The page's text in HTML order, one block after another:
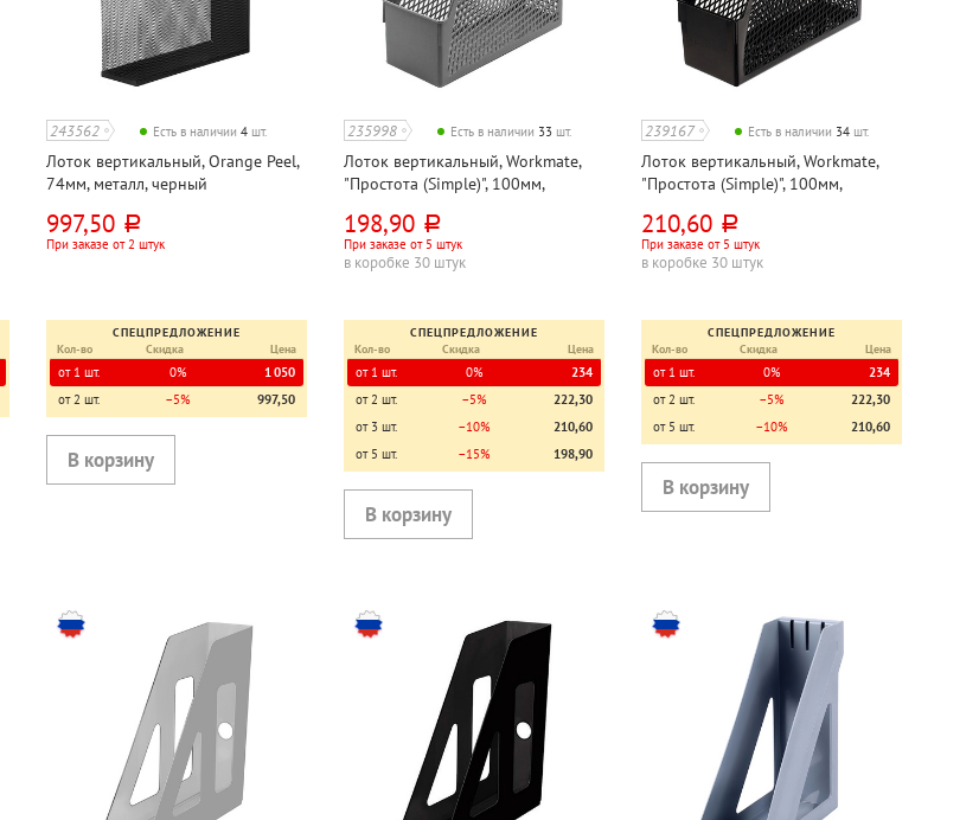
243562 Есть в наличии4 шт.
Лоток вертикальный, Orange Peel,
74мм, металл, черный
997,50 руб.
При заказе от 2 штук
СПЕЦПРЕДЛОЖЕНИЕ
Кол-во
Скидка Цена
от 1 шт. 0%
1 050
от 2 шт.
−5% 997,50
235998 Есть в наличии 33 шт.
Лоток вертикальный, Workmate,
"Простота (Simple)", 100мм,
198,90 руб.
При заказе от 5 штук
в коробке 30 штук
СПЕЦПРЕДЛОЖЕНИЕ
Кол-во
Скидка Цена
от 1 шт. 0%
234
от 2 шт.
−5%
222,30
от 3 шт.
−10%
210,60
от 5 шт.
−15% 198,90
239167 Есть в наличии 34 шт.
Лоток вертикальный, Workmate,
"Простота (Simple)", 100мм,
210,60 руб.
При заказе от 5 штук
в коробке 30 штук
СПЕЦПРЕДЛОЖЕНИЕ
Кол-во
Скидка Цена
от 1 шт. 0%
234
от 2 шт.
−5%
222,30
от 5 шт.
−10% 210,60